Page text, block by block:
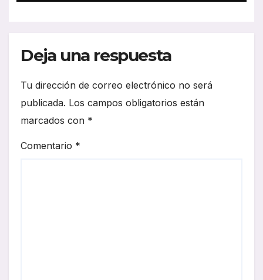
Deja una respuesta
Tu dirección de correo electrónico no será
publicada. Los campos obligatorios están
marcados con *
Comentario *